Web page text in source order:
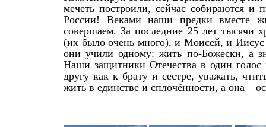
мечеть построили, сейчас собираются и
России! Веками наши предки вместе
совершаем. За последние 25 лет тысячи
(их было очень много), и Моисей, и
они учили одному: жить по-Божески, а
Наши защитники Отечества в один голос
другу как к брату и сестре, уважать,
жить в единстве и сплочённости, а она –